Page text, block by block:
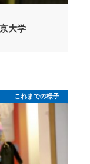
大学
これまでの様子